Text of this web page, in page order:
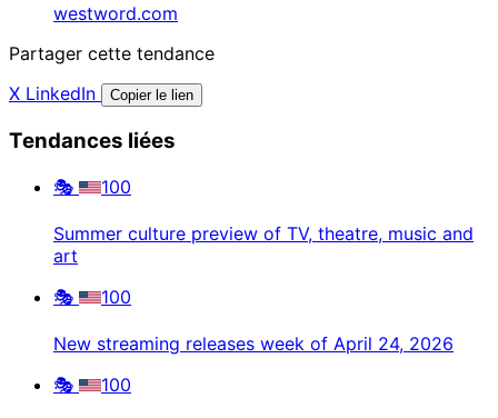
westword.com
Partager cette tendance
X LinkedIn Copier le lien
Tendances liées
🎭 100
Summer culture preview of TV, theatre, music and
art
🎭
100
New streaming releases week of April 24, 2026
🎭
100